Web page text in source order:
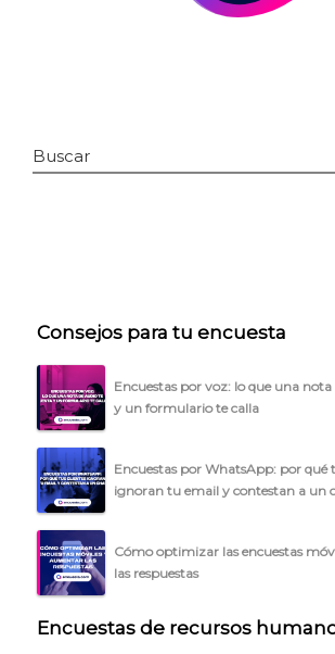
CÓMO FUNCIONA
PLANTILLAS
PRECIOS
BLOG
ACCEDER →
Buscar
Consejos para tu encuesta
Encuestas por voz: lo que una
y un formulario te calla
Encuestas por WhatsApp: por qué
ignoran tu email y contestan a un
Cómo optimizar las encuestas
las respuestas
Encuestas de recursos